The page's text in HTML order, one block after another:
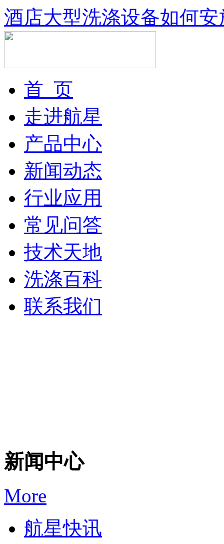
酒店大型洗涤设备如何
首 页
走进航星
产品中心
新闻动态
行业应用
常见问答
技术天地
洗涤百科
联系我们
新闻中心
More
航星快讯